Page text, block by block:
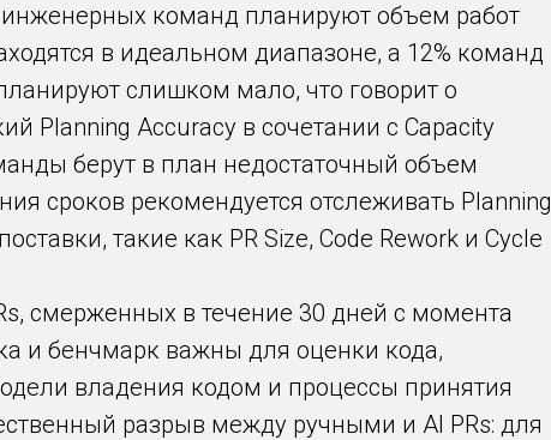
инженерных команд планируют объем работ
в идеальном диапазоне, а 12% команд
слишком мало, что говорит о
Planning Accuracy в сочетании с Capacity
берут в план недостаточный объем
сроков рекомендуется отслеживать Planning
такие как PR Size, Code Rework и Cycle
смерженных в течение 30 дней с момента
и бенчмарк важны для оценки кода,
владения кодом и процессы принятия
разрыв между ручными и AI PRs: для